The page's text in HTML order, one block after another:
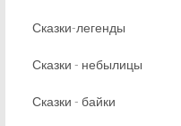
Сказки-легенды
Сказки - небылицы
Сказки - байки